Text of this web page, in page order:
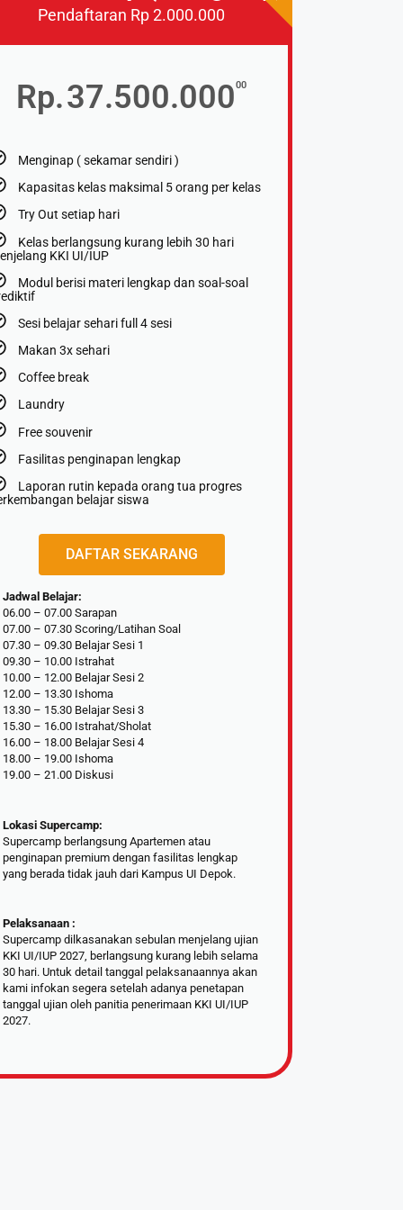
Pendaftaran Rp 2.000.000
Rp.37.500.00000
Menginap ( sekamar sendiri )
Kapasitas kelas maksimal 5 orang per kelas
Try Out setiap hari
Kelas berlangsung kurang lebih 30 hari
KKI UI/IUP
Modul berisi materi lengkap dan soal-soal
Sesi belajar sehari full 4 sesi
Makan 3x sehari
Coffee break
Laundry
Free souvenir
Fasilitas penginapan lengkap
Laporan rutin kepada orang tua progres
belajar siswa
DAFTAR SEKARANG
Jadwal Belajar:
06.00 – 07.00 Sarapan
07.00 – 07.30 Scoring/Latihan Soal
07.30 – 09.30 Belajar Sesi 1
09.30 – 10.00 Istrahat
10.00 – 12.00 Belajar Sesi 2
12.00 – 13.30 Ishoma
13.30 – 15.30 Belajar Sesi 3
15.30 – 16.00 Istrahat/Sholat
16.00 – 18.00 Belajar Sesi 4
18.00 – 19.00 Ishoma
19.00 – 21.00 Diskusi
Lokasi Supercamp:
Supercamp berlangsung Apartemen atau
penginapan premium dengan fasilitas lengkap
yang berada tidak jauh dari Kampus UI Depok.
Pelaksanaan :
Supercamp dilkasanakan sebulan menjelang ujian
KKI UI/IUP 2027, berlangsung kurang lebih selama
30 hari. Untuk detail tanggal pelaksanaannya akan
kami infokan segera setelah adanya penetapan
tanggal ujian oleh panitia penerimaan KKI UI/IUP
2027.